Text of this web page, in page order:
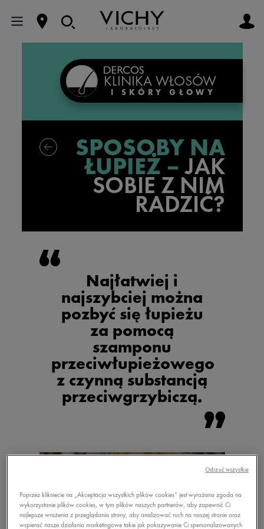
SPOSOBY NA
ŁUPIEŻ –JAK
SOBIE Z NIM
RADZIĆ?
KLINIKA WŁOSÓW
I SKÓRY GŁOWY
Najłatwiej i
najszybciej można
pozbyć się łupieżu
za pomocą
szamponu
przeciwłupieżowego
z czynną substancją
przeciwgrzybiczą.
Poprzez klikniecie na „Akceptacja wszystkich plików cookies” jest wyrażana zgoda na
wykorzystanie plików cookies, w tym plików naszych partnerów, aby zapewnić Ci
najlepsze wrażenia z przeglądania strony, aby analizować ruch na naszej stronie oraz
wspierać nasze działania marketingowe takie jak pokazywanie Ci spersonalizowanych
Odrzuć wszystkie